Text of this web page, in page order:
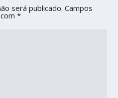
será publicado. Campos
com*